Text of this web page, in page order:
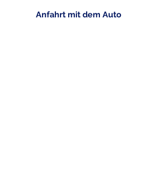
Anfahrt mit dem Auto